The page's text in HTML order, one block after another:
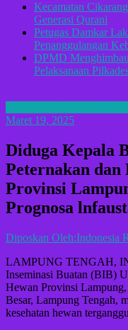
Kecamatan
Generasi Qurani
Petugas Damkar
Penanggulangan
DPMD
Pelaksanaan
Maret 19, 2025
Diduga Kepala
Peternakan dan
Provinsi
Prognosa
Diposkan Oleh:Indonesia
LAMPUNG TENGAH,
Inseminasi Buatan (BIB)
Hewan Provinsi
Besar, Lampung Tengah,
kesehatan hewan